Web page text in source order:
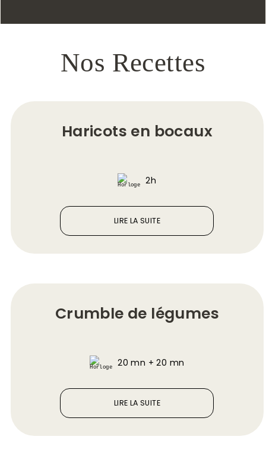
Nos Recettes
Haricots en bocaux
2h
LIRE LA SUITE
Crumble de légumes
20 mn + 20 mn
LIRE LA SUITE